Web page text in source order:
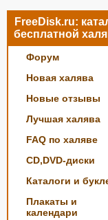
FreeDisk.ru:
бесплатной
Форум
Новая халява
Новые отзывы
Лучшая халява
FAQ по халяве
CD,DVD-диски
Каталоги и
Плакаты и
календари